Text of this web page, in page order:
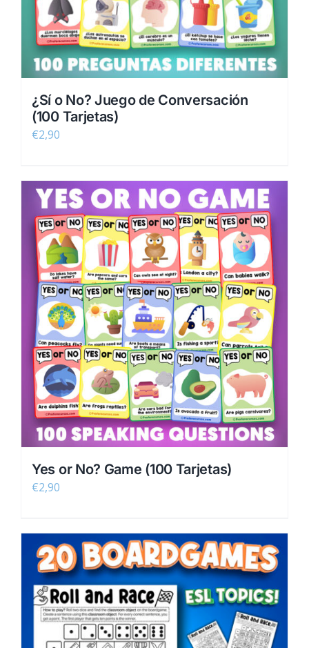
¿Sí o No? Juego de Conversación
(100 Tarjetas)
€2,90
Yes or No? Game (100 Tarjetas)
€2,90